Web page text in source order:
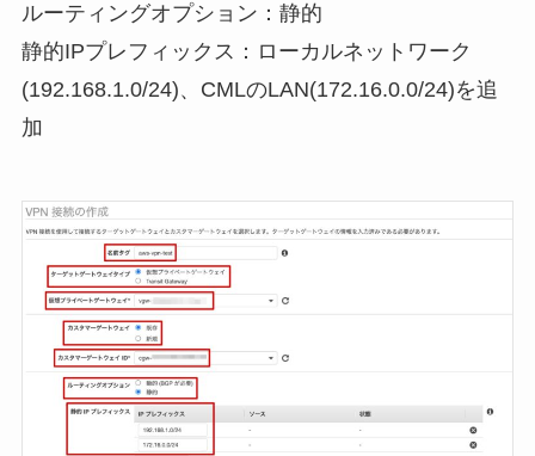
ルーティングオプション：静的
静的IPプレフィックス：ローカルネットワーク
(192.168.1.0/24)、 CMLのLAN(172.16.0.0/24)を追
加